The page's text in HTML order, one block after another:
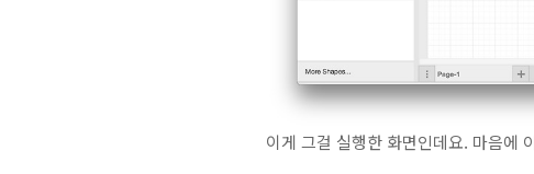
이게 그걸 실행한 화면인데요. 마음에